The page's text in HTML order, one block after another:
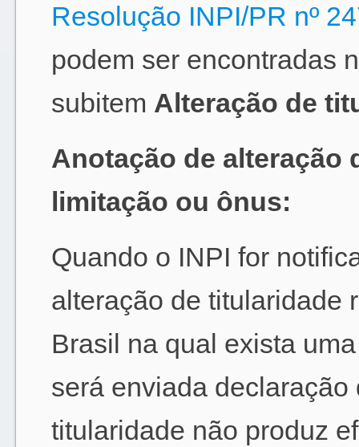
Resolução INPI/PR nº
podem ser encontradas
subitem Alteração de
Anotação de alteração
limitação ou ônus:
Quando o INPI for
alteração de titularidade
Brasil na qual exista
será enviada
titularidade não produz